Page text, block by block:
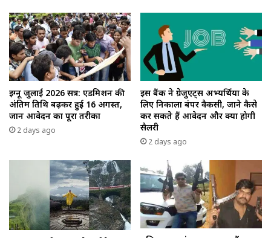
इग्नू जुलाई 2026 सत्र: एडमिशन की
अंतिम तिथि बढ़कर हुई 16 अगस्त,
जानें आवेदन का पूरा तरीका
2 days ago
इस बैंक ने ग्रेजुएट्स अभ्यर्थियों के
लिए निकाला बंपर वैकेंसी, जाने कैसे
कर सकते हैं आवेदन और क्या होगी
सैलरी
2 days ago